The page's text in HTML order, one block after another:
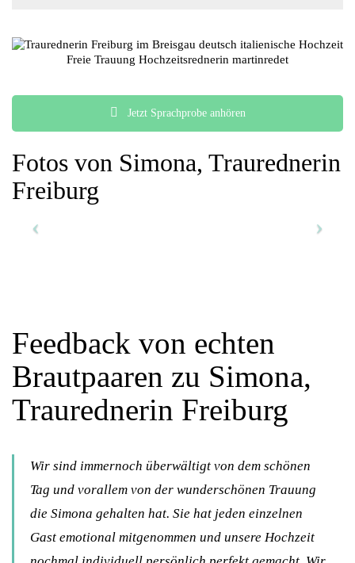
Jetzt Sprachprobe anhören
Fotos von Simona, Traurednerin
Freiburg
Feedback von echten
Brautpaaren zu Simona,
Traurednerin Freiburg
Wir sind immernoch überwältigt von dem schönen
Tag und vorallem von der wunderschönen Trauung
die Simona gehalten hat. Sie hat jeden einzelnen
Gast emotional mitgenommen und unsere Hochzeit